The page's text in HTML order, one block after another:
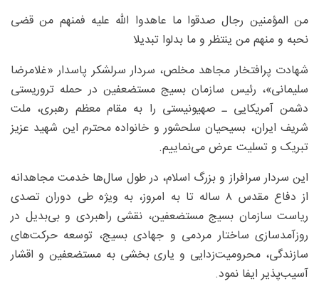
من المؤمنین رجال صدقوا ما عاهدوا الله علیه فمنهم من قضی
نحبه و منهم من ینتظر و ما بدلوا تبدیلا
شهادت پرافتخار مجاهد مخلص، سردار سرلشکر پاسدار «غلامرضا
سلیمانی»، رئیس سازمان بسیج مستضعفین در حمله تروریستی
دشمن آمریکایی ـ صهیونیستی را به مقام معظم رهبری، ملت
شریف ایران، بسیحیان سلحشور و خانواده محترم این شهید عزیز
تبریک و تسلیت عرض می‌نماییم.
این سردار سرافراز و بزرگ اسلام، در طول سال‌ها خدمت مجاهدانه
از دفاع مقدس ۸ ساله تا به امروز، به ویژه طی دوران تصدی
ریاست سازمان بسیج مستضعفین، نقشی راهبردی و بی‌بدیل در
روزآمدسازی ساختار مردمی و جهادی بسیج، توسعه حرکت‌های
سازندگی، محرومیت‌زدایی و یاری بخشی به مستضعفین و اقشار
آسیب‌پذیر ایفا نمود.